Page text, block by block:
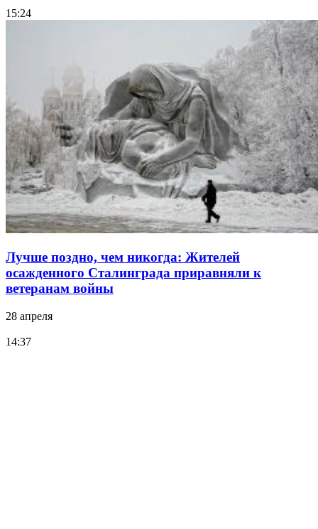
15:24
Лучше поздно, чем никогда: Жителей
осажденного Сталинграда приравняли к
ветеранам войны
28 апреля
14:37